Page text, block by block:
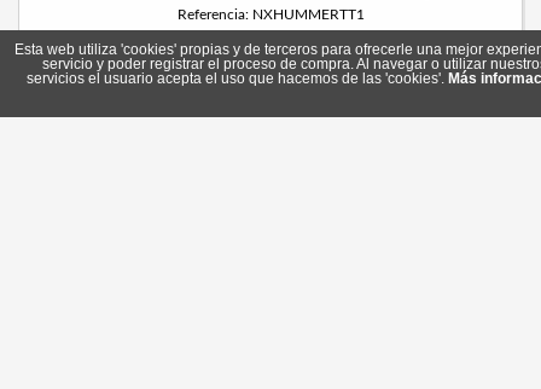
Referencia: NXHUMMERTT1
Esta web utiliza 'cookies' propias y de terceros para ofrecerle una mejor
servicio y poder registrar el proceso de compra. Al navegar o utilizar
servicios el usuario acepta el uso que hacemos de las 'cookies'. Más